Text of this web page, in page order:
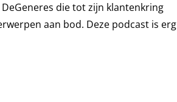
die tot zijn klantenkring
aan bod. Deze podcast is erg